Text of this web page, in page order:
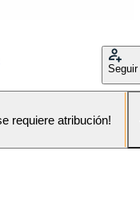
Seguir
requiere atribución!